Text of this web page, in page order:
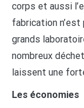
corps et aussi
fabrication n’est
grands
nombreux
laissent une
Les économies